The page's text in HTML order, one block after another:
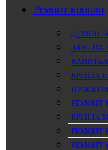
Ремонт кровли
ЗАМЕНА
КРЫША
РЕМОНТ
КРЫША
РЕМОНТ
РЕМОНТ